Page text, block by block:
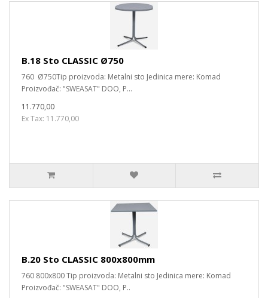
B.18 Sto CLASSIC Ø750
760 Ø750Tip proizvoda: Metalni sto Jedinica mere: Komad
Proizvođač: "SWEASAT" DOO, P...
11.770,00
Ex Tax: 11.770,00
B.20 Sto CLASSIC 800x800mm
760 800x800 Tip proizvoda: Metalni sto Jedinica mere: Komad
Proizvođač: "SWEASAT" DOO, P..